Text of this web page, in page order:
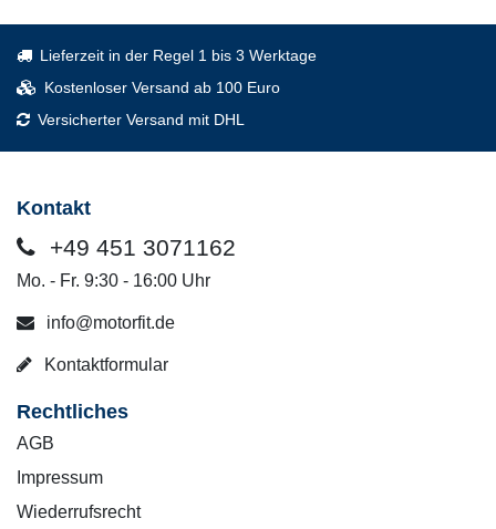
Lieferzeit in der Regel 1 bis 3 Werktage
Kostenloser Versand ab 100 Euro
Versicherter Versand mit DHL
Kontakt
+49 451 3071162
Mo. - Fr. 9:30 - 16:00 Uhr
info@motorfit.de
Kontaktformular
Rechtliches
AGB
Impressum
Wiederrufsrecht